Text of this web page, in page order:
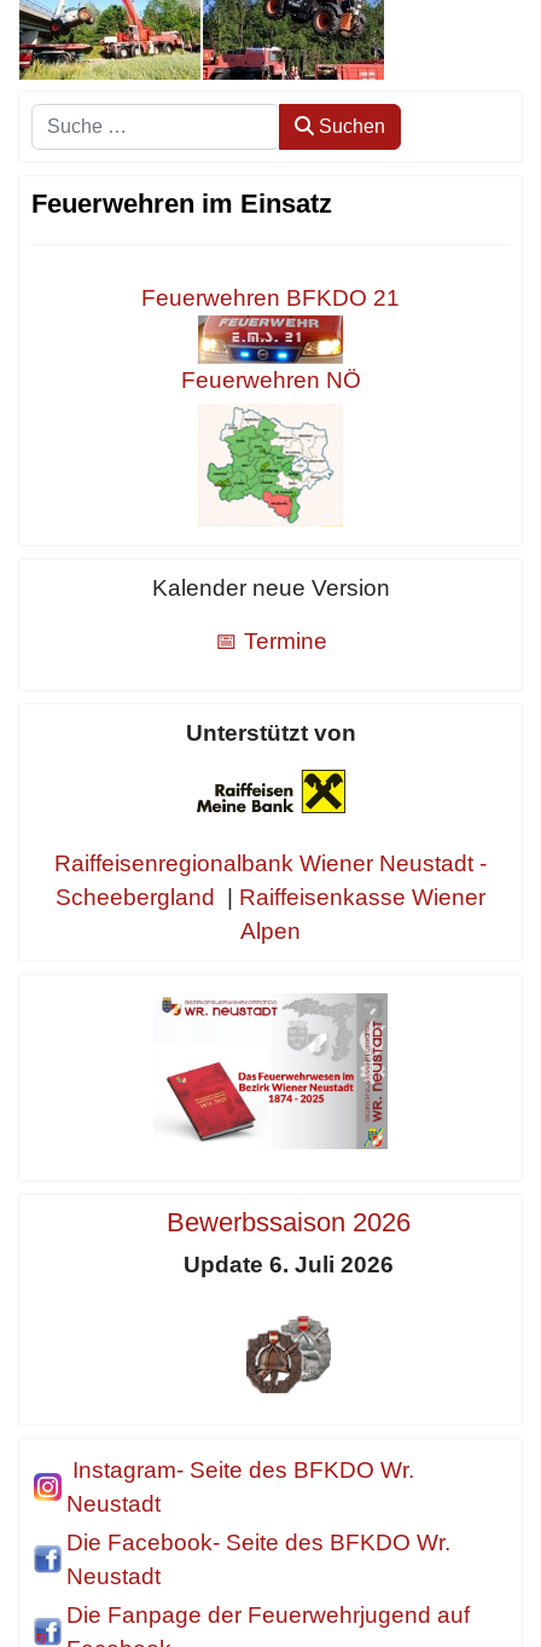
Suchen Suchen
Feuerwehren im Einsatz
Feuerwehren BFKDO 21
Feuerwehren NÖ
Kalender neue Version
📅 Termine
Unterstützt von
Raiffeisenregionalbank Wiener Neustadt -
Scheebergland
Raiffeisenkasse Wiener
Alpen
Bewerbssaison 2026
Update 6. Juli 2026
Instagram- Seite des BFKDO Wr.
Neustadt
Die Facebook- Seite des BFKDO Wr.
Neustadt
Die Fanpage der Feuerwehrjugend auf